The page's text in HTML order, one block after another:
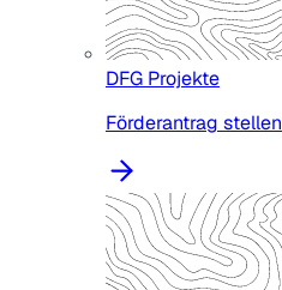
DFG Projekte
Förderantrag stellen